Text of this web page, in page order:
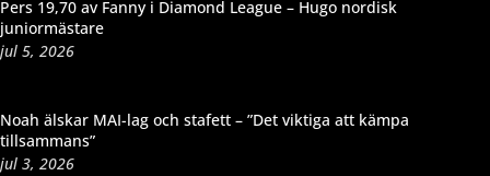
Pers 19,70 av Fanny i Diamond League – Hugo nordisk
juniormästare
jul 5, 2026
Noah älskar MAI-lag och stafett – ”Det viktiga att kämpa
tillsammans”
jul 3, 2026